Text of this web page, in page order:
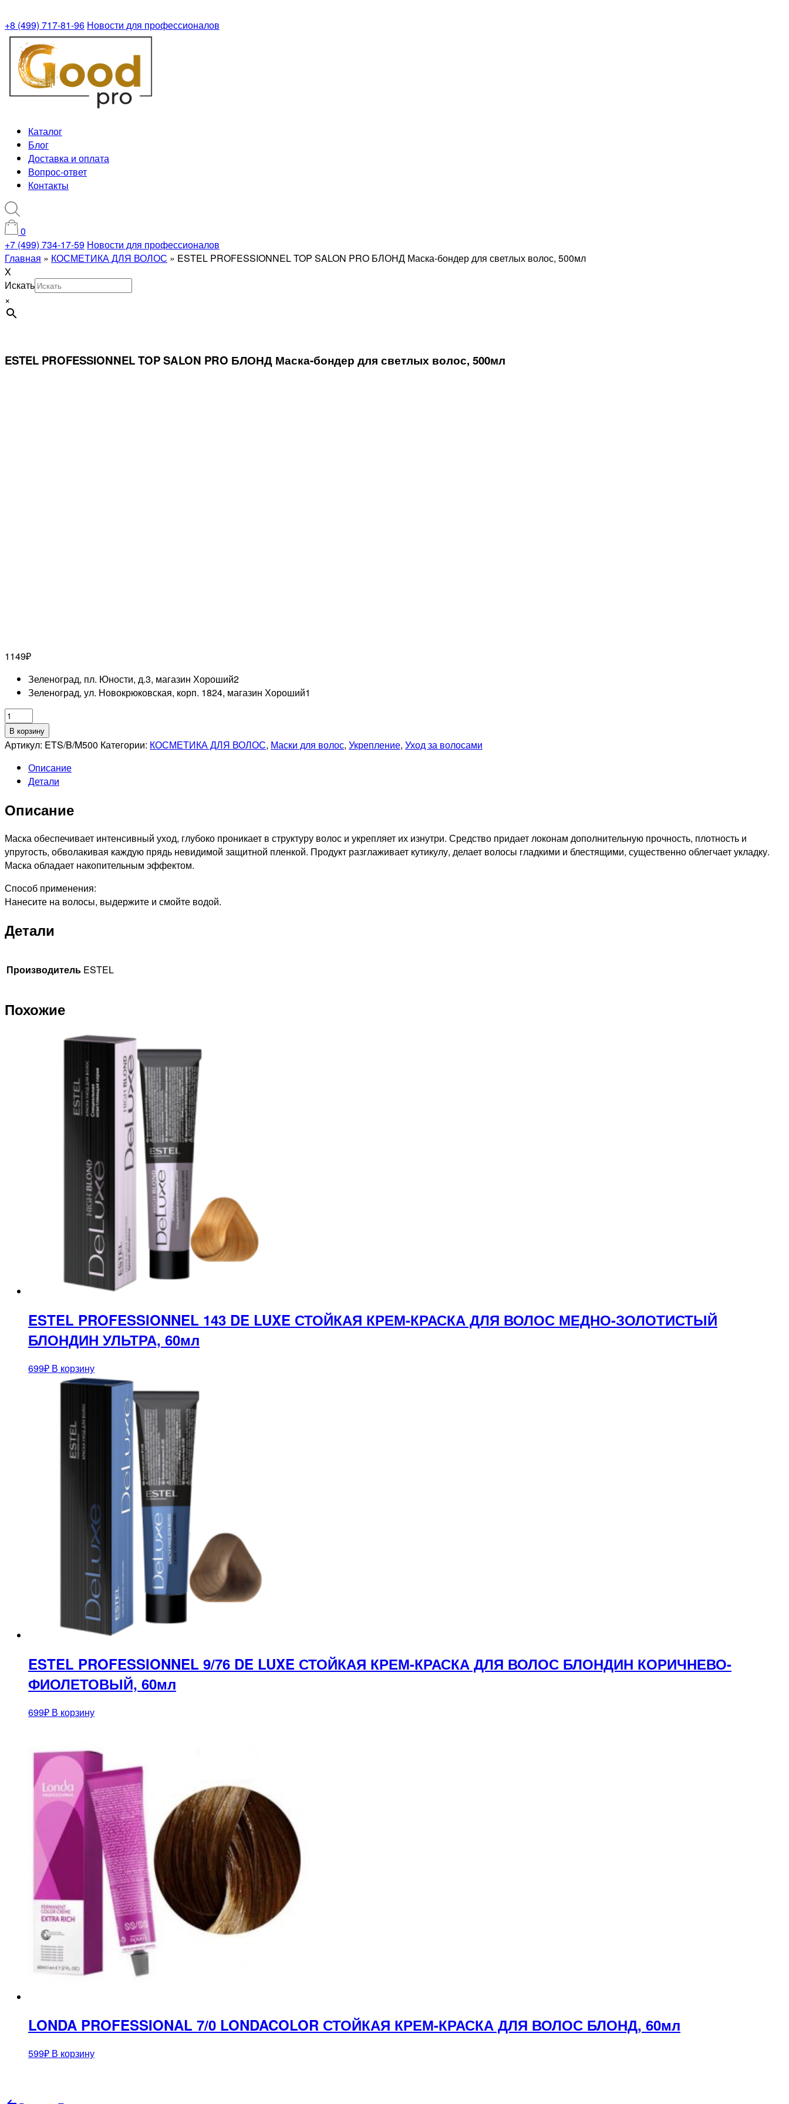
+8 (499) 717-81-96 Новости для профессионалов
Каталог
Блог
Доставка и оплата
Вопрос-ответ
Контакты
0
+7 (499) 734-17-59 Новости для профессионалов
Главная » КОСМЕТИКА ДЛЯ ВОЛОС » ESTEL PROFESSIONNEL TOP SALON PRO БЛОНД Маска-бондер для светлых волос, 500мл
X
Искать
×
ESTEL PROFESSIONNEL TOP SALON PRO БЛОНД Маска-бондер для светлых волос, 500мл
1149₽
Зеленоград, пл. Юности, д.3, магазин Хороший2
Зеленоград, ул. Новокрюковская, корп. 1824, магазин Хороший1
Количество
товара
ESTEL
TOP
SALON
БЛОНД
бондер
для
светлых
500мл
В корзину
Артикул: ETS/B/M500 Категории: КОСМЕТИКА ДЛЯ ВОЛОС, Маски для волос, Укрепление, Уход за волосами
Описание
Детали
Описание
Маска обеспечивает интенсивный уход, глубоко проникает в структуру волос и укрепляет их изнутри. Средство придает локонам дополнительную прочность, плотность и
упругость, обволакивая каждую прядь невидимой защитной пленкой. Продукт разглаживает кутикулу, делает волосы гладкими и блестящими, существенно облегчает укладку.
Маска обладает накопительным эффектом.
Способ применения:
Нанесите на волосы, выдержите и смойте водой.
Детали
Производитель ESTEL
Похожие
ESTEL PROFESSIONNEL 143 DE LUXE СТОЙКАЯ КРЕМ-КРАСКА ДЛЯ ВОЛОС МЕДНО-ЗОЛОТИСТЫЙ
БЛОНДИН УЛЬТРА, 60мл
699₽ В корзину
ESTEL PROFESSIONNEL 9/76 DE LUXE СТОЙКАЯ КРЕМ-КРАСКА ДЛЯ ВОЛОС БЛОНДИН КОРИЧНЕВО-
ФИОЛЕТОВЫЙ, 60мл
699₽ В корзину
LONDA PROFESSIONAL 7/0 LONDACOLOR СТОЙКАЯ КРЕМ-КРАСКА ДЛЯ ВОЛОС БЛОНД, 60мл
599₽ В корзину